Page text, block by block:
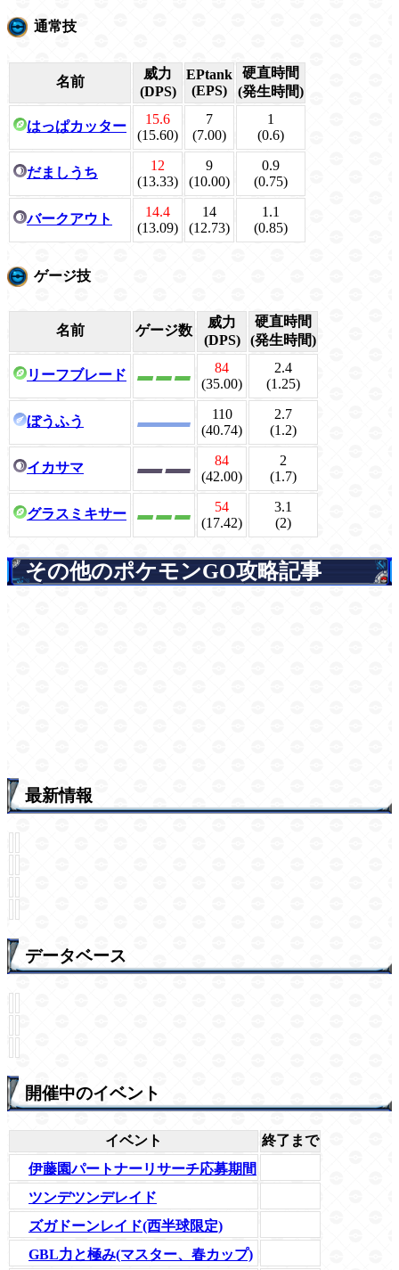
通常技
名前
威力
(DPS)
EPtank
(EPS)
硬直時間
(発生時間)
はっぱカッター
15.6
(15.60)
7
(7.00)
1
(0.6)
だましうち
12
(13.33)
9
(10.00)
0.9
(0.75)
バークアウト
14.4
(13.09)
14
(12.73)
1.1
(0.85)
ゲージ技
名前 ゲージ数
威力
(DPS)
硬直時間
(発生時間)
リーフブレード
84
(35.00)
2.4
(1.25)
ぼうふう
110
(40.74)
2.7
(1.2)
イカサマ
84
(42.00)
2
(1.7)
グラスミキサー
54
(17.42)
3.1
(2)
その他のポケモンGO攻略記事
最新情報
データベース
開催中のイベント
イベント
終了まで
伊藤園パートナーリサーチ応募期間
ツンデツンデレイド
ズガドーンレイド(西半球限定)
GBL力と極み(マスター、春カップ)